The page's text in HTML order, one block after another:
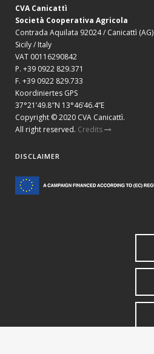
CVA Canicattì
Società Cooperativa Agricola
Contrada Aquilata 92024 / Canicattì (AG)
Sicily / Italy
VAT 00116290842
P. +39 0922 829.371
F. +39 0922 829.733
Koordiniertes GPS
37°21’49.8″N 13°46’46.4”E
Copyright © 2020 CVA Canicattì.
All right reserved. Credits
DISCLAIMER